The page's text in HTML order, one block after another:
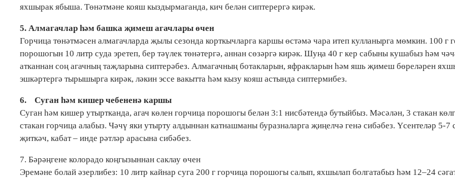
яхшырак ябыша. Төнәтмәне кояш кыздырмаганда, кич белән сиптерергә кирәк.
5. Алмагачлар һәм башка җимеш агачлары өчен
Горчица төнәтмәсен алмагачларда җылы сезонда корткычларга каршы өстәмә чара итеп кулланырга мөмкин. 100 г
порошогын 10 литр суда эретеп, бер тәүлек төнәтергә, аннан сөзәргә кирәк. Шуңа 40 г кер сабыны кушабыз һәм
атканнан соң агачның таҗларына сиптерәбез. Алмагачның ботакларын, яфракларын һәм яшь җимеш бөреләрен
эшкәртергә тырышырга кирәк, ләкин эссе вакытта һәм кызу кояш астында сиптермибез.
6. Суган һәм кишер чебененә каршы
Суган һәм кишер утыртканда, агач көлен горчица порошогы белән 3:1 нисбәтендә бутыйбыз. Мәсәлән, 3 стакан
стакан горчица алабыз. Чәчү яки утырту алдыннан катнашманы буразналарга җиңелчә генә сибәбез. Үсентеләр 5-7
җиткәч, кабат – инде рәтләр арасына сибәбез.
7. Бәрәңгене колорадо коңгызыннан саклау өчен
Эремәне болай әзерлибез: 10 литр кайнар суга 200 г горчица порошогы салып, яхшылап болгатабыз һәм 12–24